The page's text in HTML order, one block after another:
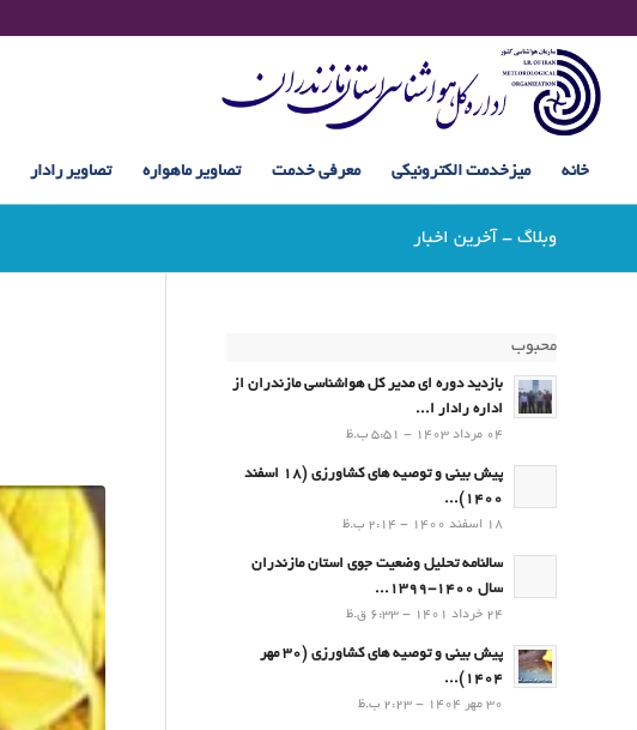
خانه میزخدمت الکترونیکی معرفی خدمت تصاویر ماهواره تصاویر رادار
وبلاگ - آخرین اخبار
محبوب
بازدید دوره ای مدیر کل هواشناسی مازندران از
اداره رادار ا...
04 مرداد 1403 - 5:51 ب.ظ
پیش بینی و توصیه های کشاورزی (18 اسفند
1400)...
18 اسفند 1400 - 2:14 ب.ظ
سالنامه تحلیل وضعیت جوی استان مازندران
سال 1400-1399...
24 خرداد 1401 - 6:33 ق.ظ
پیش بینی و توصیه های کشاورزی (30 مهر
۱۴۰۴)...
30 مهر 1404 - 2:23 ب.ظ